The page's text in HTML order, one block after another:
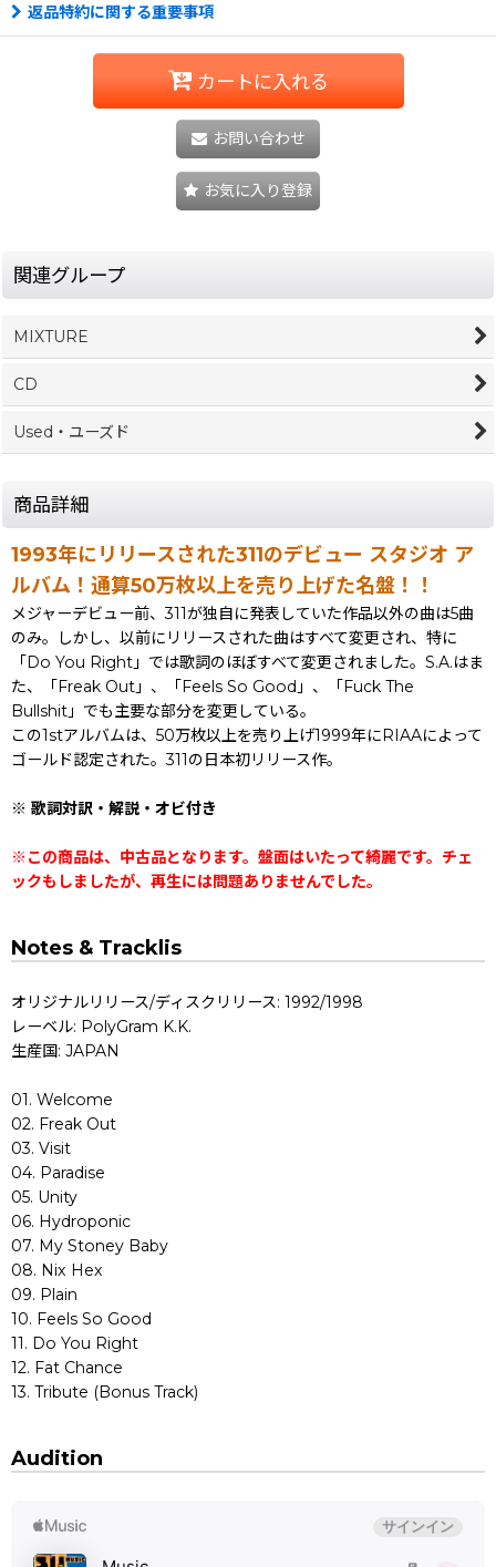
返品特約に関する重要事項
カートに入れる
お問い合わせ
お気に入り登録
関連グループ
MIXTURE
CD
Used・ユーズド
商品詳細
1993年にリリースされた311のデビュー スタジオ ア
ルバム！通算50万枚以上を売り上げた名盤！！
メジャーデビュー前、311が独自に発表していた作品以外の曲は5曲
のみ。しかし、以前にリリースされた曲はすべて変更され、特に
「Do You Right」では歌詞のほぼすべて変更されました。S.A.はま
た、「Freak Out」、「Feels So Good」、「Fuck The
Bullshit」でも主要な部分を変更している。
この1stアルバムは、50万枚以上を売り上げ1999年にRIAAによって
ゴールド認定された。311の日本初リリース作。
※ 歌詞対訳・解説・オビ付き
※この商品は、中古品となります。盤面はいたって綺麗です。チェ
ックもしましたが、再生には問題ありませんでした。
Notes & Tracklis
オリジナルリリース/ディスクリリース: 1992/1998
レーベル: PolyGram K.K.
生産国: JAPAN
01. Welcome
02. Freak Out
03. Visit
04. Paradise
05. Unity
06. Hydroponic
07. My Stoney Baby
08. Nix Hex
09. Plain
10. Feels So Good
11. Do You Right
12. Fat Chance
13. Tribute (Bonus Track)
Audition